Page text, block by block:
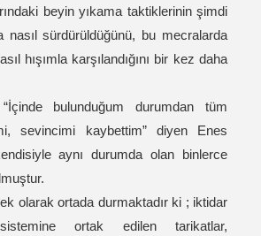
beyin yıkama taktiklerinin şimdi
nasıl sürdürüldüğünü, bu mecralarda
hışımla karşılandığını bir kez daha
bulunduğum durumdan tüm
sevincimi kaybettim” diyen Enes
aynı durumda olan binlerce
olarak ortada durmaktadır ki ; iktidar
ortak edilen tarikatlar,